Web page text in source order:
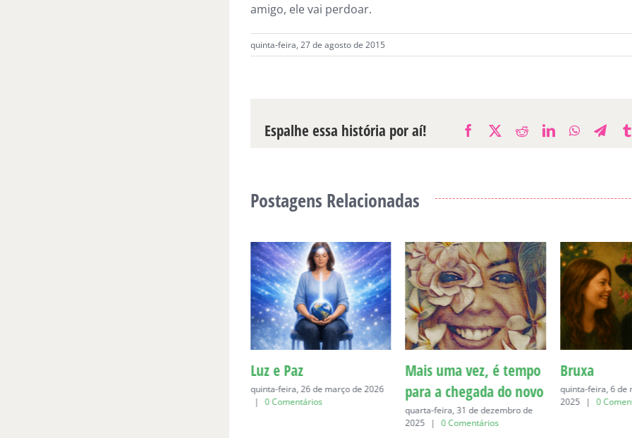
amigo, ele vai perdoar.
quinta-feira, 27 de agosto de 2015
Espalhe essa história por aí! Facebook RedditLinkedInWhatsApp
Postagens Relacionadas
Luz e Paz
quinta-feira, 26 de março de 2026
| 0 Comentários
Mais uma vez, é tempo
para a chegada do novo
quarta-feira, 31 de dezembro de
2025
| 0 Comentários
Bruxa
quinta-feira, 6 de
2025
| 0